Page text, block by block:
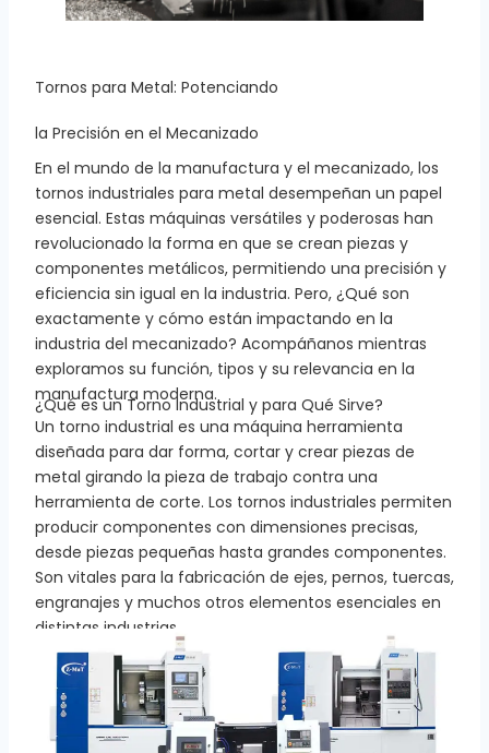
Tornos para Metal: Potenciando
la Precisión en el Mecanizado
En el mundo de la manufactura y el mecanizado, los
tornos industriales para metal desempeñan un papel
esencial. Estas máquinas versátiles y poderosas han
revolucionado la forma en que se crean piezas y
componentes metálicos, permitiendo una precisión y
eficiencia sin igual en la industria. Pero, ¿Qué son
exactamente y cómo están impactando en la
industria del mecanizado? Acompáñanos mientras
exploramos su función, tipos y su relevancia en la
manufactura moderna.
¿Qué es un Torno Industrial y para Qué Sirve?
Un torno industrial es una máquina herramienta
diseñada para dar forma, cortar y crear piezas de
metal girando la pieza de trabajo contra una
herramienta de corte. Los tornos industriales permiten
producir componentes con dimensiones precisas,
desde piezas pequeñas hasta grandes componentes.
Son vitales para la fabricación de ejes, pernos, tuercas,
engranajes y muchos otros elementos esenciales en
distintas industrias.